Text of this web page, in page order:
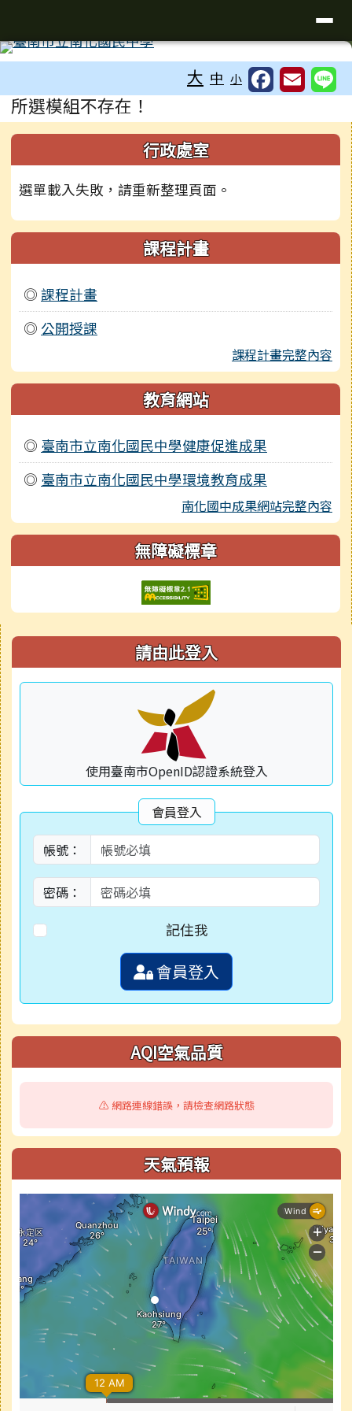
大 中 小
主內容區域
所選模組不存在！
左邊區域內容 行政處室
選單載入失敗，請重新整理頁面。
課程計畫
◎ 課程計畫
◎ 公開授課
課程計畫完整內容
教育網站
◎ 臺南市立南化國民中學健康促進成果
◎ 臺南市立南化國民中學環境教育成果
南化國中成果網站完整內容
無障礙標章
右邊區域內容 請由此登入
使用臺南市OpenID認證系統登入
會員登入
帳號：
密碼：
記住我
會員登入
AQI空氣品質
⚠️ 網路連線錯誤，請檢查網路狀態
天氣預報
頁尾區域